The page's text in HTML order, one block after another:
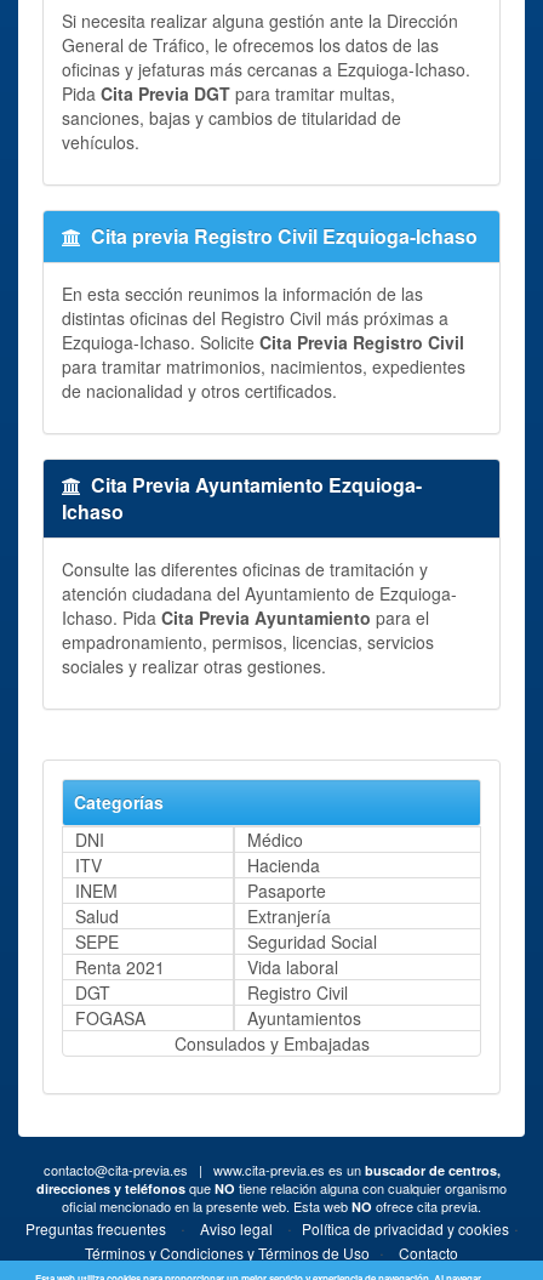
Si necesita realizar alguna gestión ante la Dirección
General de Tráfico, le ofrecemos los datos de las
oficinas y jefaturas más cercanas a Ezquioga-Ichaso.
Pida Cita Previa DGT para tramitar multas,
sanciones, bajas y cambios de titularidad de
vehículos.
Cita previa Registro Civil Ezquioga-Ichaso
En esta sección reunimos la información de las
distintas oficinas del Registro Civil más próximas a
Ezquioga-Ichaso. Solicite Cita Previa Registro Civil
para tramitar matrimonios, nacimientos, expedientes
de nacionalidad y otros certificados.
Cita Previa Ayuntamiento Ezquioga-
Ichaso
Consulte las diferentes oficinas de tramitación y
atención ciudadana del Ayuntamiento de Ezquioga-
Ichaso. Pida Cita Previa Ayuntamiento para el
empadronamiento, permisos, licencias, servicios
sociales y realizar otras gestiones.
Categorías
DNI
Médico
ITV
Hacienda
INEM
Pasaporte
Salud
Extranjería
SEPE
Seguridad Social
Renta 2021
Vida laboral
DGT
Registro Civil
FOGASA
Ayuntamientos
Consulados y Embajadas
contacto@cita-previa.es | www.cita-previa.es es un buscador de centros,
direcciones y teléfonos que NO tiene relación alguna con cualquier organismo
oficial mencionado en la presente web. Esta web NO ofrece cita previa.
Preguntas frecuentes· Aviso legal · Política de privacidad y cookies·
Términos y Condiciones y Términos de Uso · Contacto